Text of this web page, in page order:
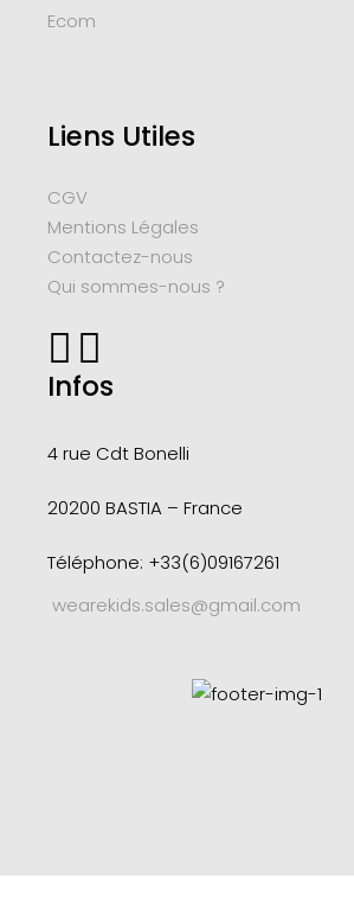
Infos
4 rue CdtBonelli
20200 BASTIA – France
Téléphone: +33(6)09167261
wearekids.sales@gmail.com
Liens Utiles
CGV
Mentions Légales
Contactez-nous
Qui sommes-nous ?
Ecom